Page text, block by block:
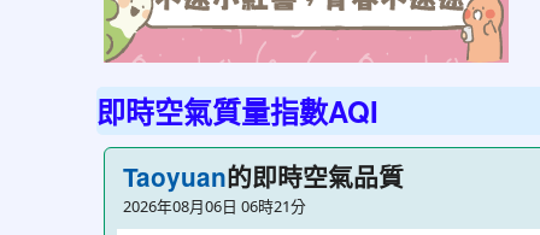
紅
即時空氣質量指數AQI
Taoyuan的即時空氣品質
2026年08月06日 06時21分